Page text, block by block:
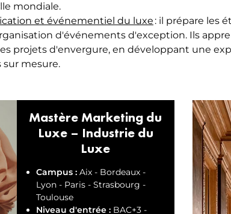
mondiale.
et événementiel du luxe : il prépare les
d'événements d'exception. Ils
projets d'envergure, en développant une
mesure.
Mastère Marketing du
Luxe – Industrie du
Luxe
Campus :Aix - Bordeaux -
Lyon - Paris - Strasbourg -
Toulouse
Niveau d'entrée :BAC+3 -